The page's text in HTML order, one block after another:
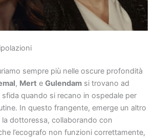
sempre più nelle oscure profondità
, Mert e Gulendam si trovano ad
sfida quando si recano in ospedale per
In questo frangente, emerge un altro
dottoressa, collaborando con
l’ecografo non funzioni correttamente,